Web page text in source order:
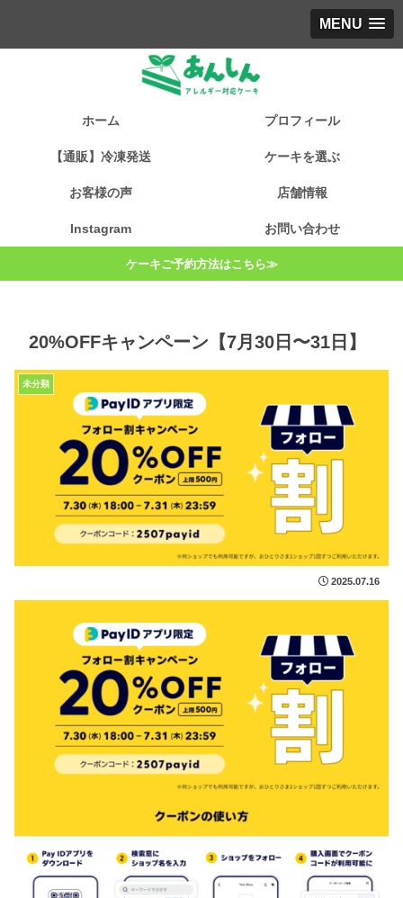
MENU
ホーム プロフィール
【通販】冷凍発送 ケーキを選ぶ
お客様の声 店舗情報
Instagram お問い合わせ
ケーキご予約方法はこちら≫
20%OFFキャンペーン【7月30日〜31日】
未分類
2025.07.16